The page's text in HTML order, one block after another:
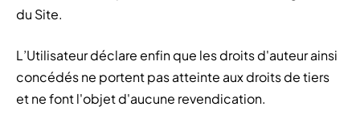
du Site.
L’Utilisateur déclare enfin que les droits d'auteur ainsi
concédés ne portent pas atteinte aux droits de tiers
et ne font l'objet d'aucune revendication.